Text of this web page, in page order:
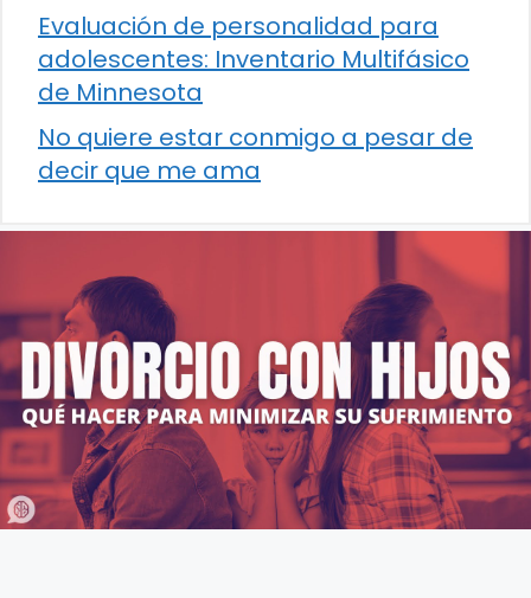
Evaluación de personalidad para
adolescentes: Inventario Multifásico
de Minnesota
No quiere estar conmigo a pesar de
decir que me ama